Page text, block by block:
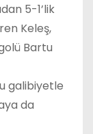
5-1’lik
Keleş,
Bartu
galibiyetle
da